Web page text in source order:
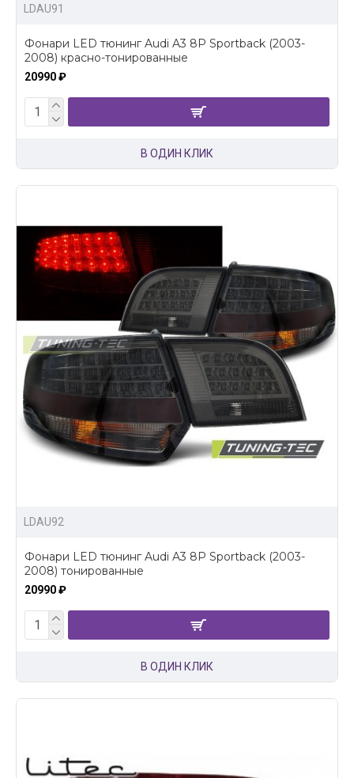
LDAU91
Фонари LED тюнинг Audi A3 8P Sportback (2003-
2008) красно-тонированные
20990 ₽
В ОДИН КЛИК
LDAU92
Фонари LED тюнинг Audi A3 8P Sportback (2003-
2008) тонированные
20990 ₽
В ОДИН КЛИК